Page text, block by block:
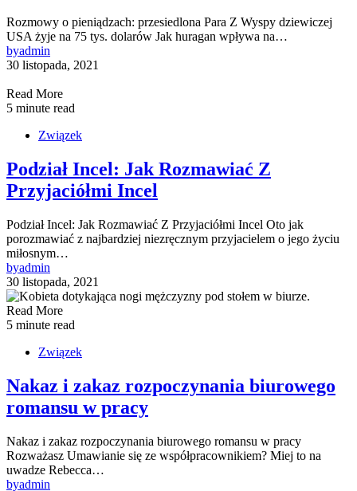
Rozmowy o pieniądzach: przesiedlona Para Z Wyspy dziewiczej
USA żyje na 75 tys. dolarów Jak huragan wpływa na…
byadmin
30 listopada, 2021
Read More
5 minute read
Związek
Podział Incel: Jak Rozmawiać Z
Przyjaciółmi Incel
Podział Incel: Jak Rozmawiać Z Przyjaciółmi Incel Oto jak
porozmawiać z najbardziej niezręcznym przyjacielem o jego życiu
miłosnym…
byadmin
30 listopada, 2021
Read More
5 minute read
Związek
Nakaz i zakaz rozpoczynania biurowego
romansu w pracy
Nakaz i zakaz rozpoczynania biurowego romansu w pracy
Rozważasz Umawianie się ze współpracownikiem? Miej to na
uwadze Rebecca…
byadmin